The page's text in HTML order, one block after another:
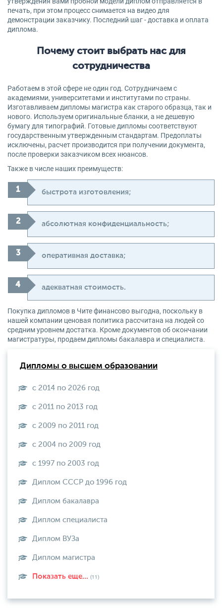
печать, при этом процесс снимается на видео для
демонстрации заказчику. Последний шаг - доставка и оплата
диплома.
Почему стоит выбрать нас для
сотрудничества
Работаем в этой сфере не один год. Сотрудничаем с
академиями, университетами и институтами по страны.
Изготавливаем дипломы магистра как старого образца, так и
нового. Используем оригинальные бланки, а не дешевую
бумагу для типографий. Готовые дипломы соответствуют
государственным утвержденным стандартам. Предоплаты
исключены, расчет производится при получении документа,
после проверки заказчиком всех нюансов.
Также в числе наших преимуществ:
быстрота изготовления;
абсолютная конфиденциальность;
оперативная доставка;
адекватная стоимость.
Покупка дипломов в Чите финансово выгодна, поскольку в
нашей компании ценовая политика рассчитана на людей со
средним уровнем достатка. Кроме документов об окончании
магистратуры, продаем дипломы бакалавра и специалиста.
Дипломы о высшем образовании
с 2014 по 2026 год
с 2011 по 2013 год
с 2009 по 2011 год
с 2004 по 2009 год
с 1997 по 2003 год
Диплом СССР до 1996 год
Диплом бакалавра
Диплом специалиста
Диплом ВУЗа
Диплом магистра
Показать еще... (11)